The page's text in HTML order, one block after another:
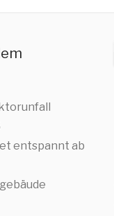
entspannt ab